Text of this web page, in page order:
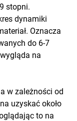
stopni.
dynamiki
Oznacza
do 6-7
na
w zależności od
uzyskać około
to na